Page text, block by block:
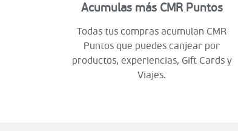
Acumulas más CMR Puntos
Todas tus compras acumulan CMR
Puntos que puedes canjear por
productos, experiencias, Gift Cards y
Viajes.